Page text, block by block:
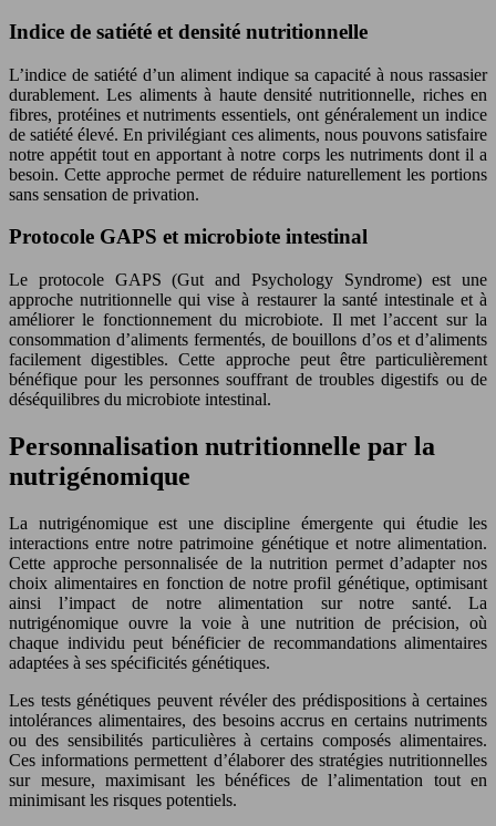
Indice de satiété et densité nutritionnelle
L’indice de satiété d’un aliment indique sa capacité à nous rassasier
durablement. Les aliments à haute densité nutritionnelle, riches en
fibres, protéines et nutriments essentiels, ont généralement un indice
de satiété élevé. En privilégiant ces aliments, nous pouvons satisfaire
notre appétit tout en apportant à notre corps les nutriments dont il a
besoin. Cette approche permet de réduire naturellement les portions
sans sensation de privation.
Protocole GAPS et microbiote intestinal
Le protocole GAPS (Gut and Psychology Syndrome) est une
approche nutritionnelle qui vise à restaurer la santé intestinale et à
améliorer le fonctionnement du microbiote. Il met l’accent sur la
consommation d’aliments fermentés, de bouillons d’os et d’aliments
facilement digestibles. Cette approche peut être particulièrement
bénéfique pour les personnes souffrant de troubles digestifs ou de
déséquilibres du microbiote intestinal.
Personnalisation nutritionnelle par la
nutrigénomique
La nutrigénomique est une discipline émergente qui étudie les
interactions entre notre patrimoine génétique et notre alimentation.
Cette approche personnalisée de la nutrition permet d’adapter nos
choix alimentaires en fonction de notre profil génétique, optimisant
ainsi l’impact de notre alimentation sur notre santé. La
nutrigénomique ouvre la voie à une nutrition de précision, où
chaque individu peut bénéficier de recommandations alimentaires
adaptées à ses spécificités génétiques.
Les tests génétiques peuvent révéler des prédispositions à certaines
intolérances alimentaires, des besoins accrus en certains nutriments
ou des sensibilités particulières à certains composés alimentaires.
Ces informations permettent d’élaborer des stratégies nutritionnelles
sur mesure, maximisant les bénéfices de l’alimentation tout en
minimisant les risques potentiels.